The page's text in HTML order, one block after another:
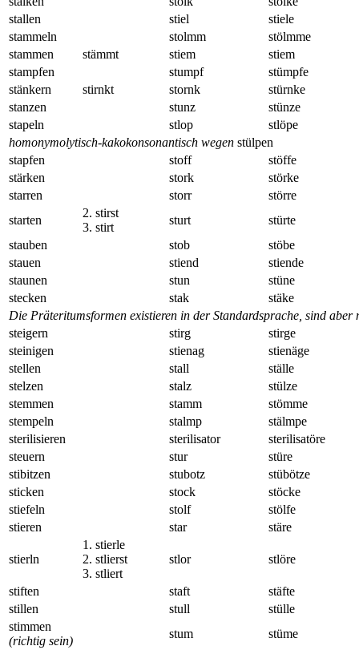
stallen
stiel
stiele
stammeln
stolmm
stölmme
stammen
stämmt stiem
stiem
stampfen
stumpf
stümpfe
stänkern
stirnkt stornk
stürnke
stanzen
stunz
stünze
stapeln
stlop
stlöpe
homonymolytisch-kakokonsonantisch wegen stülpen
stapfen
stoff
stöffe
stärken
stork
störke
starren
storr
större
starten
2. stirst
3. stirt
sturt
stürte
stauben
stob
stöbe
stauen
stiend
stiende
staunen
stun
stüne
stecken
stak
stäke
Die Präteritumsformen existieren in der Standardsprache, sind
steigern
stirg
stirge
steinigen
stienag
stienäge
stellen
stall
ställe
stelzen
stalz
stülze
stemmen
stamm
stömme
stempeln
stalmp
stälmpe
sterilisieren
sterilisator
sterilisatöre
steuern
stur
stüre
stibitzen
stubotz
stübötze
sticken
stock
stöcke
stiefeln
stolf
stölfe
stieren
star stäre
stierln
1. stierle
2. stlierst
3. stliert
stlor stlöre
stiften staft
stäfte
stillen
stull
stülle
stimmen
(richtig sein)
stum
stüme